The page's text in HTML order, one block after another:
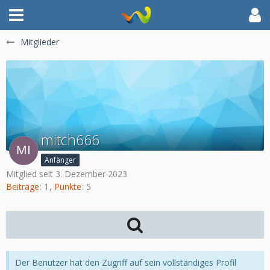
Mitglieder
mitch666
Anfänger
Mitglied seit 3. Dezember 2023
Beiträge 1 Punkte 5
Der Benutzer hat den Zugriff auf sein vollständiges Profil